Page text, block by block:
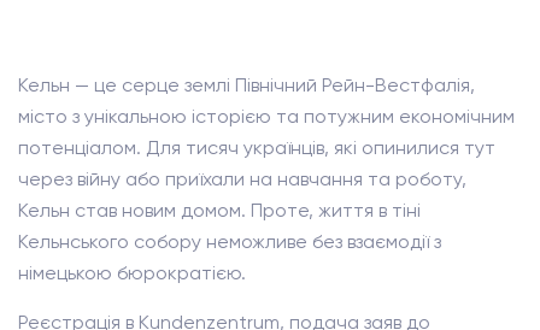
Кельн — це серце землі Північний Рейн-Вестфалія,
місто з унікальною історією та потужним економічним
потенціалом. Для тисяч українців, які опинилися тут
через війну або приїхали на навчання та роботу,
Кельн став новим домом. Проте, життя в тіні
Кельнського собору неможливе без взаємодії з
німецькою бюрократією.
Реєстрація в Kundenzentrum, подача заяв до